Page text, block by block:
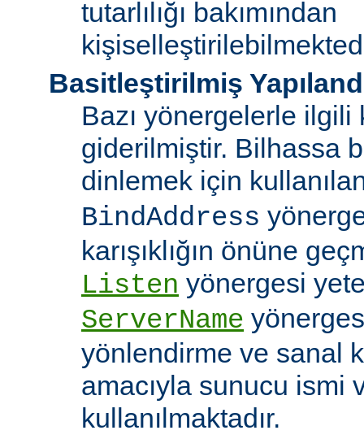
tutarlılığı bakımından
Basitleştirilmiş
Bazı yönergelerle ilgili
giderilmiştir. Bilhassa
dinlemek için
BindAddress
karışıklığın önüne
Listen yönergesi
ServerName
yönlendirme ve sanal
amacıyla sunucu ismi
kullanılmaktadır.